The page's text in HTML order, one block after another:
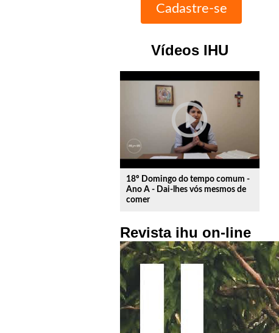
Vídeos IHU
play_circle_outline
18º Domingo do tempo comum -
Ano A - Dai-lhes vós mesmos de
comer
Revista ihu on-line